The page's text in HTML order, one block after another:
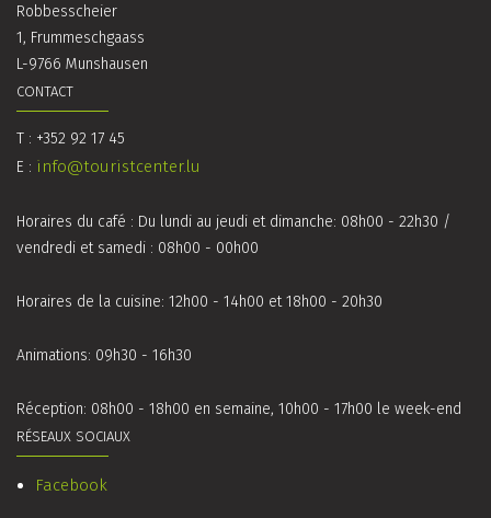
Robbesscheier
1, Frummeschgaass
L-9766 Munshausen
CONTACT
T : +352 92 17 45
E : info@touristcenter.lu
Horaires du café : Du lundi au jeudi et dimanche: 08h00 - 22h30 /
vendredi et samedi : 08h00 - 00h00
Horaires de la cuisine: 12h00 - 14h00 et 18h00 - 20h30
Animations: 09h30 - 16h30
Réception: 08h00 - 18h00 en semaine, 10h00 - 17h00 le week-end
RÉSEAUX SOCIAUX
Facebook